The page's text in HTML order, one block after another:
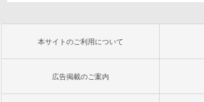
本サイトのご利用について
広告掲載のご案内